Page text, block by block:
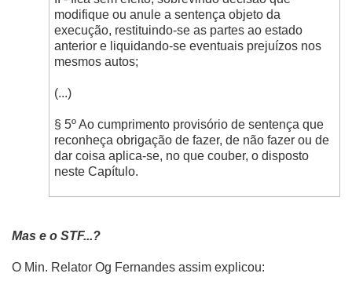
modifique ou anule a sentença objeto da
execução, restituindo-se as partes ao estado
anterior e liquidando-se eventuais prejuízos nos
mesmos autos;
(...)
§ 5º Ao cumprimento provisório de sentença que
reconheça obrigação de fazer, de não fazer ou de
dar coisa aplica-se, no que couber, o disposto
neste Capítulo.
Mas e o STF...?
O Min. Relator Og Fernandes assim explicou: